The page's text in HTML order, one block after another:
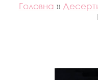
Головна »